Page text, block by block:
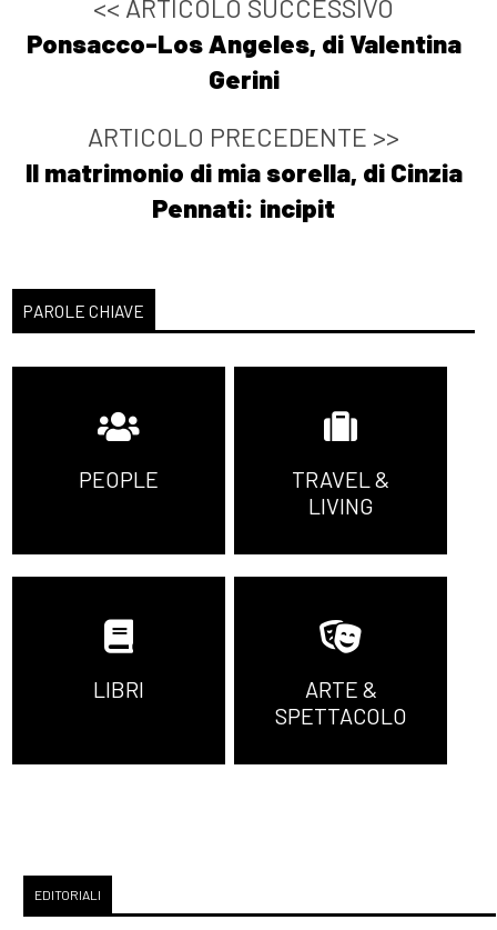
<< ARTICOLO SUCCESSIVO
Ponsacco-Los Angeles, di Valentina
Gerini
ARTICOLO PRECEDENTE >>
Il matrimonio di mia sorella, di Cinzia
Pennati: incipit
PAROLE CHIAVE
PEOPLE
TRAVEL &
LIVING
LIBRI
ARTE &
SPETTACOLO
EDITORIALI